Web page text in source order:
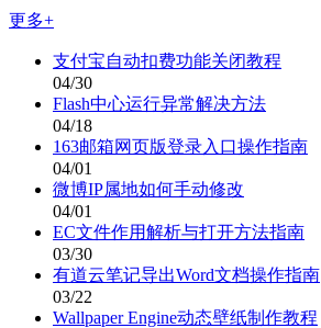
更多+
支付宝自动扣费功能关闭教程
04/30
Flash中心运行异常解决方法
04/18
163邮箱网页版登录入口操作指南
04/01
微博IP属地如何手动修改
04/01
EC文件作用解析与打开方法指南
03/30
有道云笔记导出Word文档操作指南
03/22
Wallpaper Engine动态壁纸制作教程